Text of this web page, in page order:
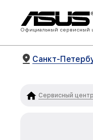
Официальный сервисный
Санкт-
Сервисный